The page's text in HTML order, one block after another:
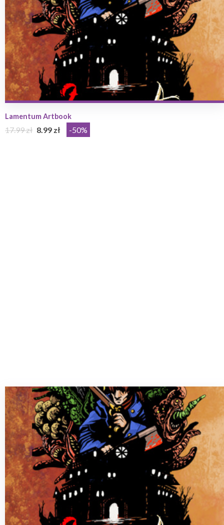
Lamentum Artbook
17.99 zł 8.99 zł -50%